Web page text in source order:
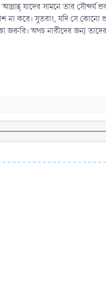
যাদের সামনে তার সৌন্দর্য
করে। সুতরাং, যদি সে কোনো
অথচ নারীদের জন্য